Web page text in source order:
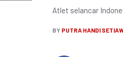
Atlet selancar
BY PUTRA HANDI